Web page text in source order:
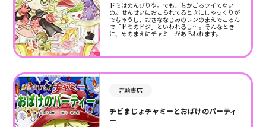
ドミはのんびりや。でも、ちかごろツイてない
の。せんせいにおこられてるときにしゃっくりが
でちゃうし、おさななじみのレンのまえでころん
で「ドミのドジ」といわれるし…。そんなとき
に、めのまえにチャミーがあらわれます。
岩崎書店
チビまじょチャミーとおばけのパーティ
ー